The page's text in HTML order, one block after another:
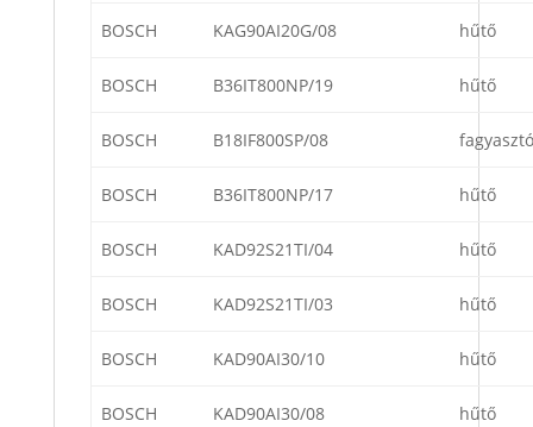
BOSCH KAG90AI20G/08 hűtő
BOSCH B36IT800NP/19 hűtő
BOSCH B18IF800SP/08 fagyasztó
BOSCH B36IT800NP/17 hűtő
BOSCH KAD92S21TI/04 hűtő
BOSCH KAD92S21TI/03 hűtő
BOSCH KAD90AI30/10 hűtő
BOSCH KAD90AI30/08 hűtő